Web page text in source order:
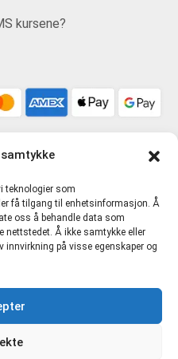
teknologier som
få tilgang til enhetsinformasjon. Å
oss å behandle data som
nettstedet. Å ikke samtykke eller
innvirkning på visse egenskaper og
kursene?